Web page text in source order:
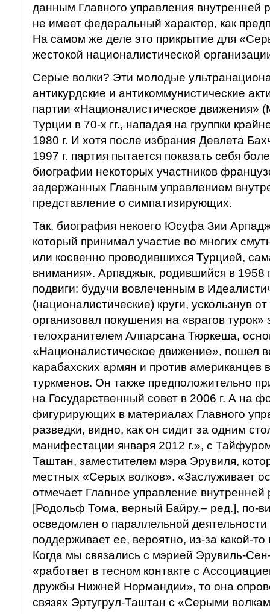
данным Главного управления внутренней
не имеет федеральный характер, как
На самом же деле это прикрытие для
жестокой националистической
Серые волки? Эти молодые
антикурдские и антикоммунистические
партии «Националистическое движения»
Турции в 70-х гг., нападая на группки
1980 г. И хотя после избрания Девлета
1997 г. партия пытается показать себя
биографии некоторых участников
задержанных Главным управлением
представление о симпатизирующих.
Так, биография некоего Юсуфа Зии
который принимал участие во многих
или косвенно проводившихся Турцией,
внимания». Арпаджык, родившийся в 1958
подвиги: будучи вовлеченным в
(националистические) круги, ускользнув
организовал покушения на «врагов
телохранителем Алпарсана Тюркеша,
«Националистическое движение», пошел
карабахских армян и против американцев
туркменов. Он также предположительно
на Государственный совет в 2006 г. А на
фигурирующих в материалах Главного
разведки, видно, как он сидит за одним
манифестации января 2012 г.», с
Таштан, заместителем мэра Эрувиля,
местных «Серых волков». «Заслуживает
отмечает Главное управление внутренней
[Родольф Тома, верный Байру.– ред.], по-
осведомлен о параллельной
поддерживает ее, вероятно, из-за какой-
Когда мы связались с мэрией Эрувиль-
«работает в тесном контакте с
дружбы Нижней Нормандии», то она
связях Эртугрул-Таштан с «Серыми